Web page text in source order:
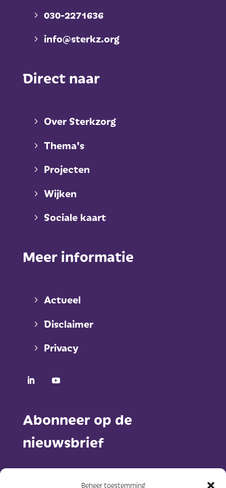
Beheer toestemming
030-2271636
info@sterkz.org
Direct naar
Over Sterkzorg
Thema's
Projecten
Wijken
Sociale kaart
Meer informatie
Actueel
Disclaimer
Privacy
Abonneer op de
nieuwsbrief